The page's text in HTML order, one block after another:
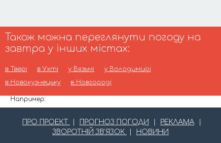
Також можна переглянути погоду на
завтра у інших містах:
в Твері в Ухті у Вязьмі
у Володимирі
в Новокузнецьку
в Новгороді
Например:
ПРО ПРОЕКТ ПРОГНОЗ ПОГОДИ РЕКЛАМА
ЗВОРОТНІЙ ЗВ'ЯЗОК
НОВИНИ